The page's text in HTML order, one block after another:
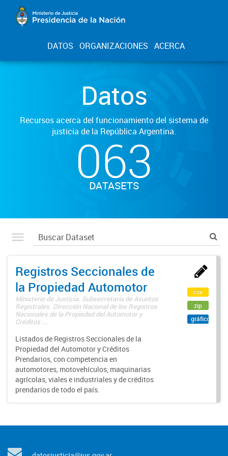
DATOS ORGANIZACIONES ACERCA
Datos
Recursos acerca del funcionamiento del sistema de
justicia de la República Argentina.
063
DATASETS
Registros Seccionales de
la Propiedad Automotor
Ministerio de Justicia. Subsecretaría de Asuntos
Registrales. Dirección Nacional de los Registros
Nacionales de la Propiedad del Automotor y
Créditos ...
Listados de Registros Seccionales de la
Propiedad del Automotor y Créditos
Prendarios, con competencia en
automotores, motovehículos, maquinarias
agrícolas, viales e industriales y de créditos
prendarios de todo el país.
csv
zip
gráfico